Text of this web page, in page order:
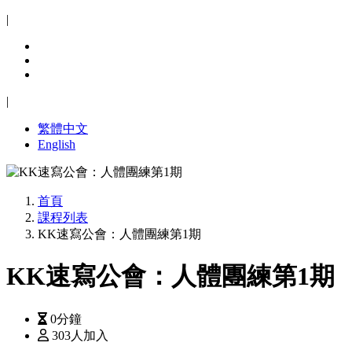
|
|
繁體中文
English
首頁
課程列表
KK速寫公會：人體團練第1期
KK速寫公會：人體團練第1期
0分鐘
303人加入